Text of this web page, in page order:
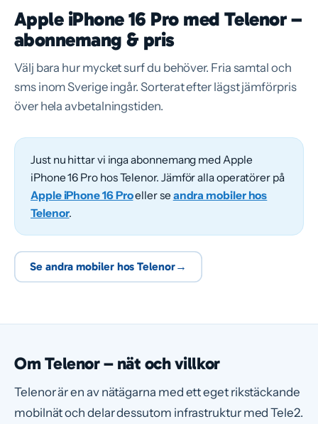
Apple iPhone 16 Pro med Telenor –
abonnemang & pris
Välj bara hur mycket surf du behöver. Fria samtal och
sms inom Sverige ingår. Sorterat efter lägst jämförpris
över hela avbetalningstiden.
Just nu hittar vi inga abonnemang med Apple
iPhone 16 Pro hos Telenor. Jämför alla operatörer på
Apple iPhone 16 Proeller se andra mobiler hos
Telenor.
Se andra mobiler hos Telenor→
Om Telenor – nät och villkor
Telenor är en av nätägarna med ett eget rikstäckande
mobilnät och delar dessutom infrastruktur med Tele2.